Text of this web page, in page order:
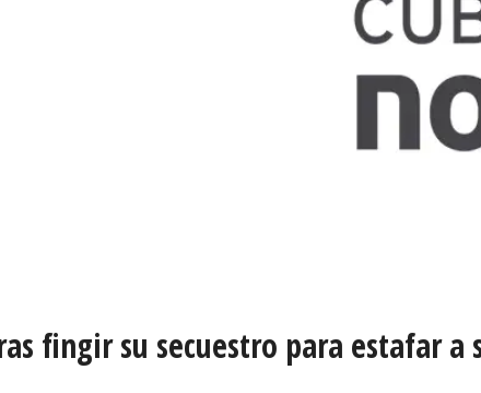
fingir su secuestro para estafar a